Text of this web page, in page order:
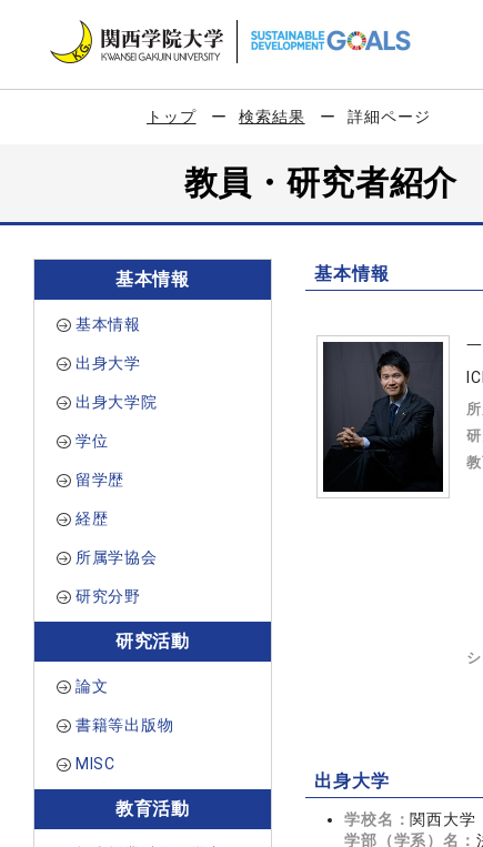
トップ 検索結果 詳細ページ
教員・研究者紹
基本情報
基本情報
出身大学
出身大学院
学位
留学歴
経歴
所属学協会
研究分野
研究活動
論文
書籍等出版物
MISC
教育活動
基本情報
出身大学
学校名： 関西大学
学部（学系）名：